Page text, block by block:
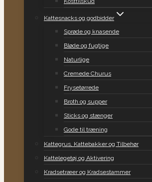
Kattesnacks og godbidder
Sprøde og knasende
Bløde og fugtige
Naturlige
Cremede Churus
Frysetørrede
Broth og supper
Sticks og stænger
Gode til træning
Kattegrus, Kattebakker og Tilbehør
Kattelegetøj og Aktivering
Kradsetræer og Kradsestammer